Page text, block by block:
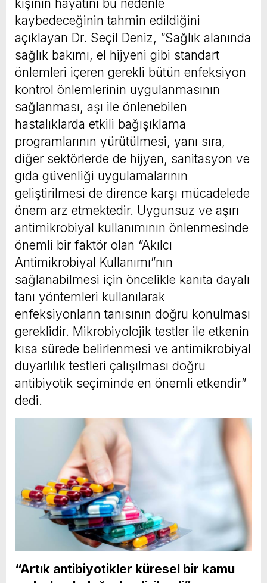
kişinin hayatını bu nedenle
kaybedeceğinin tahmin edildiğini
açıklayan Dr. Seçil Deniz, “Sağlık alanında
sağlık bakımı, el hijyeni gibi standart
önlemleri içeren gerekli bütün enfeksiyon
kontrol önlemlerinin uygulanmasının
sağlanması, aşı ile önlenebilen
hastalıklarda etkili bağışıklama
programlarının yürütülmesi, yanı sıra,
diğer sektörlerde de hijyen, sanitasyon ve
gıda güvenliği uygulamalarının
geliştirilmesi de dirence karşı mücadelede
önem arz etmektedir. Uygunsuz ve aşırı
antimikrobiyal kullanımının önlenmesinde
önemli bir faktör olan “Akılcı
Antimikrobiyal Kullanımı”nın
sağlanabilmesi için öncelikle kanıta dayalı
tanı yöntemleri kullanılarak
enfeksiyonların tanısının doğru konulması
gereklidir. Mikrobiyolojik testler ile etkenin
kısa sürede belirlenmesi ve antimikrobiyal
duyarlılık testleri çalışılması doğru
antibiyotik seçiminde en önemli etkendir”
dedi.
“Artık antibiyotikler küresel bir kamu